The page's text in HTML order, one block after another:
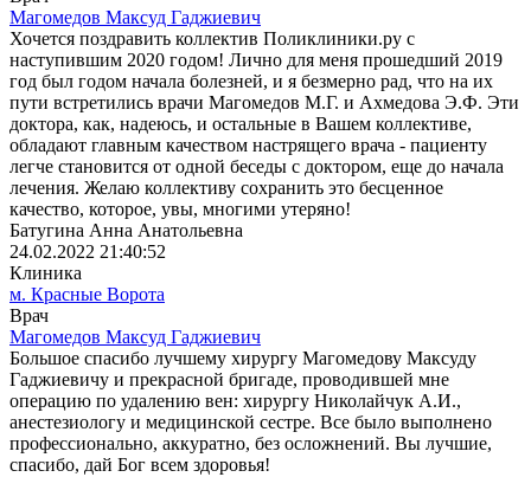
Магомедов Максуд Гаджиевич
Хочется поздравить коллектив Поликлиники.ру с
наступившим 2020 годом! Лично для меня прошедший 2019
год был годом начала болезней, и я безмерно рад, что на их
пути встретились врачи Магомедов М.Г. и Ахмедова Э.Ф. Эти
доктора, как, надеюсь, и остальные в Вашем коллективе,
обладают главным качеством настрящего врача - пациенту
легче становится от одной беседы с доктором, еще до начала
лечения. Желаю коллективу сохранить это бесценное
качество, которое, увы, многими утеряно!
Батугина Анна Анатольевна
24.02.2022 21:40:52
Клиника
м. Красные Ворота
Врач
Магомедов Максуд Гаджиевич
Большое спасибо лучшему хирургу Магомедову Максуду
Гаджиевичу и прекрасной бригаде, проводившей мне
операцию по удалению вен: хирургу Николайчук А.И.,
анестезиологу и медицинской сестре. Все было выполнено
профессионально, аккуратно, без осложнений. Вы лучшие,
спасибо, дай Бог всем здоровья!